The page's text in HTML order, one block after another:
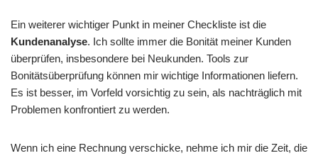
Ein weiterer wichtiger Punkt in meiner Checkliste ist die
Kundenanalyse. Ich sollte immer die Bonität meiner Kunden
überprüfen, insbesondere bei Neukunden. Tools zur
Bonitätsüberprüfung können mir wichtige Informationen liefern.
Es ist besser, im Vorfeld vorsichtig zu sein, als nachträglich mit
Problemen konfrontiert zu werden.
Wenn ich eine Rechnung verschicke, nehme ich mir die Zeit, die